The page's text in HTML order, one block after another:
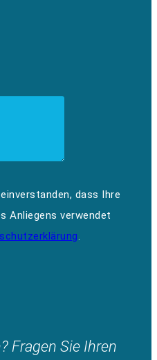
dass Ihre
Anliegens verwendet
.
Fragen Sie Ihren